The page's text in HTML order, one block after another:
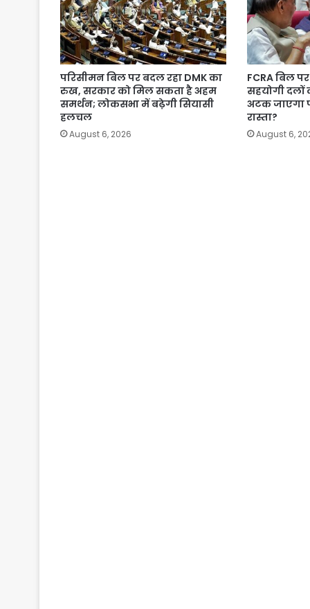
परिसीमन बिल पर बदल रहा DMK का
रुख, सरकार को मिल सकता है अहम
समर्थन; लोकसभा में बढ़ेगी सियासी
हलचल
August 6, 2026
FCRA बिल
सहयोगी दलों
अटक जाएगा
रास्ता?
August 6,